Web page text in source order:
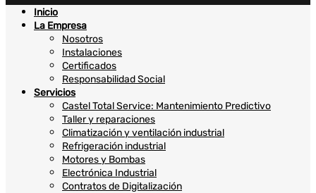
Inicio
La Empresa
Nosotros
Instalaciones
Certificados
Responsabilidad Social
Servicios
Castel Total Service: Mantenimiento Predictivo
Taller y reparaciones
Climatización y ventilación industrial
Refrigeración industrial
Motores y Bombas
Electrónica Industrial
Contratos de Digitalización